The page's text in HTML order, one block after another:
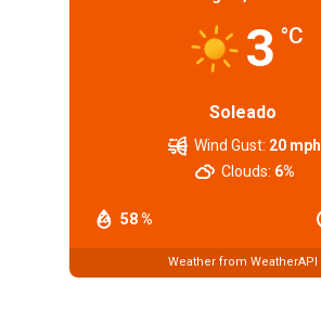
3 °C
Soleado
58 %
Wind Gust: 20 mph
Clouds: 6%
Weather from WeatherAPI